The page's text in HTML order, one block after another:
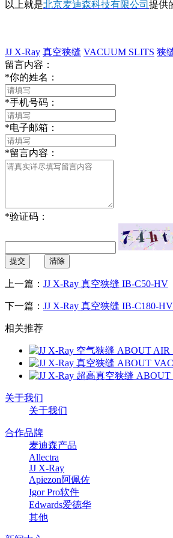
以上就是北京麦迪森科技有限公司 提供
JJ X-Ray 真空狭缝 VACUUM SLITS 狭
留言内容：
*你的姓名：
*手机号码：
*电子邮箱：
*留言内容：
*验证码：
提交 清除
上一篇： JJ X-Ray 真空狭缝 IB-C50-HV
下一篇： JJ X-Ray 真空狭缝 IB-C180-HV
相关推荐
关于我们
关于我们
合作品牌
麦迪森产品
Allectra
JJ X-Ray
Apiezon阿佩佐
Igor Pro软件
Edwards爱德华
其他